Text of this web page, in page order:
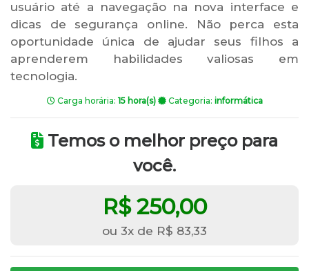
usuário até a navegação na nova interface e
dicas de segurança online. Não perca esta
oportunidade única de ajudar seus filhos a
aprenderem habilidades valiosas em
tecnologia.
Carga horária: 15 hora(s) Categoria: informática
Temos o melhor preço para
você.
R$ 250,00
ou 3x de R$ 83,33